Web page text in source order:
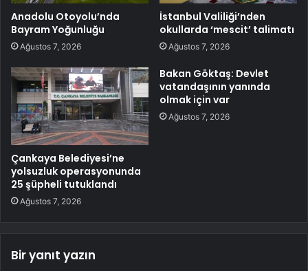
Anadolu Otoyolu’nda
Bayram Yoğunluğu
Ağustos 7, 2026
İstanbul Valiliği’nden
okullarda ‘mescit’ talimatı
Ağustos 7, 2026
Çankaya Belediyesi’ne
yolsuzluk operasyonunda
25 şüpheli tutuklandı
Ağustos 7, 2026
Bakan Göktaş: Devlet
vatandaşının yanında
olmak için var
Ağustos 7, 2026
Bir yanıt yazın